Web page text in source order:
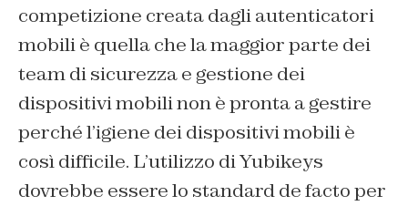
competizione creata dagli autenticatori
mobili è quella che la maggior parte dei
team di sicurezza e gestione dei
dispositivi mobili non è pronta a gestire
perché l’igiene dei dispositivi mobili è
così difficile. L’utilizzo di Yubikeys
dovrebbe essere lo standard de facto per